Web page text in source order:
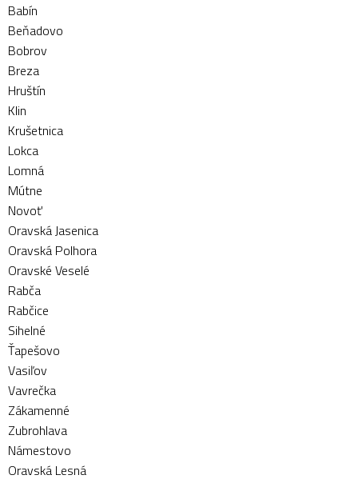
Babín
Beňadovo
Bobrov
Breza
Hruštín
Klin
Krušetnica
Lokca
Lomná
Mútne
Novoť
Oravská Jasenica
Oravská Polhora
Oravské Veselé
Rabča
Rabčice
Sihelné
Ťapešovo
Vasiľov
Vavrečka
Zákamenné
Zubrohlava
Námestovo
Oravská Lesná